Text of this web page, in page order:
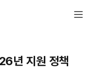
년 지원 정책